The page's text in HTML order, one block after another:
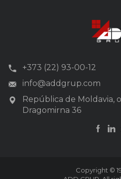
+373 (22) 93-00-12
info@addgrup.com
República de Moldavia,
Dragomirna 36
Copyright ©